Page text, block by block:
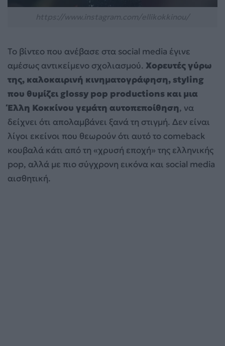
Το βίντεο που ανέβασε στα social media έγινε
αμέσως αντικείμενο σχολιασμού. Χορευτές γύρω
της, καλοκαιρινή κινηματογράφηση, styling
που θυμίζει glossy pop productions και μια
Έλλη Κοκκίνου γεμάτη αυτοπεποίθηση, να
δείχνει ότι απολαμβάνει ξανά τη στιγμή. Δεν είναι
λίγοι εκείνοι που θεωρούν ότι αυτό το comeback
κουβαλά κάτι από τη «χρυσή εποχή» της ελληνικής
pop, αλλά με πιο σύγχρονη εικόνα και social media
αισθητική.